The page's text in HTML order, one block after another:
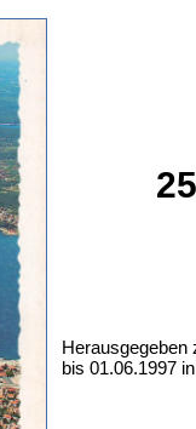
Herausgegeben
bis 01.06.1997